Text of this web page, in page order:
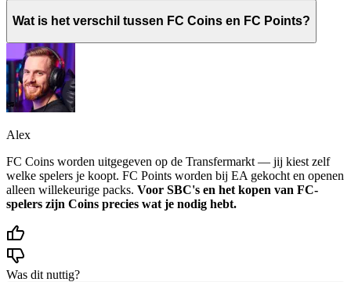
Wat is het verschil tussen FC Coins en FC Points?
Alex
FC Coins worden uitgegeven op de Transfermarkt — jij kiest zelf
welke spelers je koopt. FC Points worden bij EA gekocht en openen
alleen willekeurige packs. Voor SBC's en het kopen van FC-
spelers zijn Coins precies wat je nodig hebt.
Was dit nuttig?